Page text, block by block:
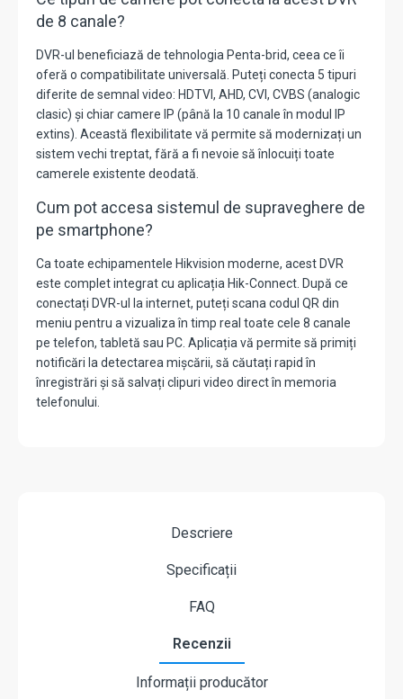
de 8 canale?
DVR-ul beneficiază de tehnologia Penta-brid, ceea ce îi
oferă o compatibilitate universală. Puteți conecta 5 tipuri
diferite de semnal video: HDTVI, AHD, CVI, CVBS (analogic
clasic) și chiarcamere IP (până la 10 canale în modul IP
extins). Această flexibilitate vă permite să modernizați un
sistem vechi treptat, fără a fi nevoie să înlocuiți toate
camerele existente deodată.
Cum pot accesa sistemul de supraveghere de
pe smartphone?
Ca toate echipamentele Hikvision moderne, acest DVR
este complet integrat cu aplicația Hik-Connect. După ce
conectați DVR-ul la internet, puteți scana codul QR din
meniu pentru a vizualiza în timp real toate cele 8 canale
pe telefon, tabletă sau PC. Aplicația vă permite să primiți
notificări la detectarea mișcării, să căutați rapid în
înregistrări și să salvați clipuri video direct în memoria
telefonului.
Descriere
Specificații
FAQ
Recenzii
Informații producător